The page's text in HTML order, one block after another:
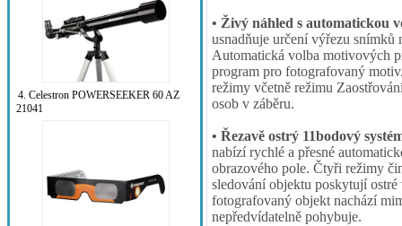
4. Celestron POWERSEEKER 60 AZ
21041
• Živý náhled s automatickou
usnadňuje určení výřezu
Automatická volba motivových
program pro fotografovaný
režimy včetně režimu
osob v záběru.
• Řezavě ostrý 11bodový
nabízí rychlé a přesné
obrazového pole. Čtyři režimy
sledování objektu poskytují
fotografovaný objekt nachází
nepředvídatelně pohybuje.